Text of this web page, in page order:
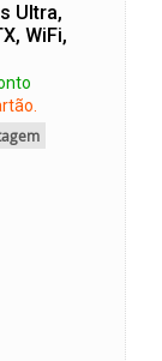
Ultra,
WiFi,